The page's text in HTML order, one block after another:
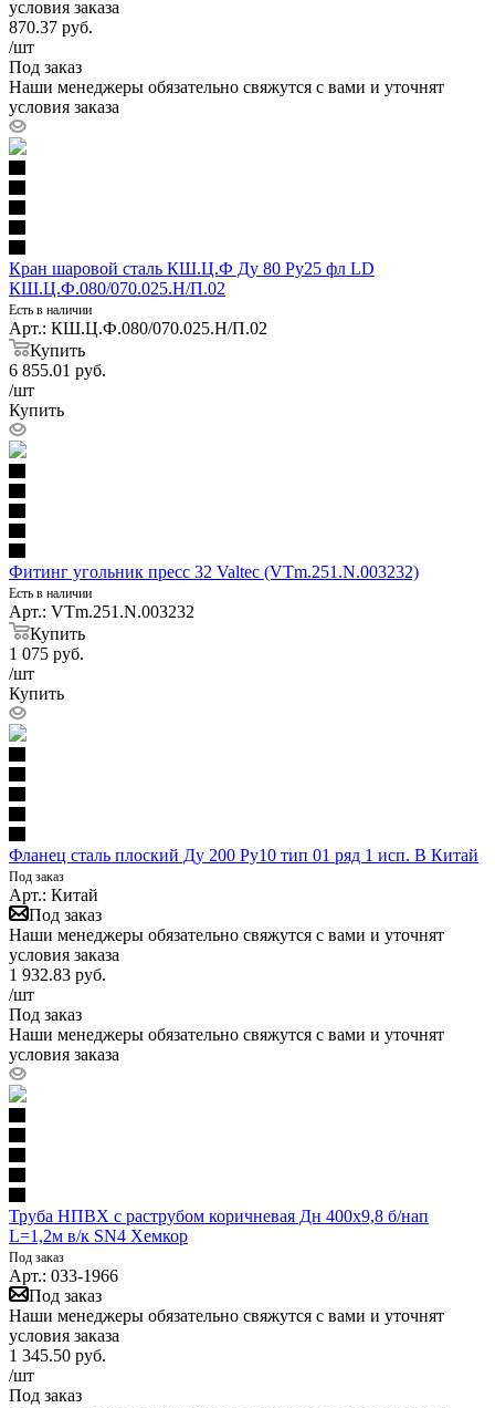
условия заказа
870.37 руб.
/шт
Под заказ
Наши менеджеры обязательно свяжутся с вами и уточнят
условия заказа
Кран шаровой сталь КШ.Ц.Ф Ду 80 Ру25 фл LD
КШ.Ц.Ф.080/070.025.Н/П.02
Есть в наличии
Арт.: КШ.Ц.Ф.080/070.025.Н/П.02
Купить
6 855.01 руб.
/шт
Купить
Фитинг угольник пресс 32 Valtec (VTm.251.N.003232)
Есть в наличии
Арт.: VTm.251.N.003232
Купить
1 075 руб.
/шт
Купить
Фланец сталь плоский Ду 200 Ру10 тип 01 ряд 1 исп. B Китай
Под заказ
Арт.: Китай
Под заказ
Наши менеджеры обязательно свяжутся с вами и уточнят
условия заказа
1 932.83 руб.
/шт
Под заказ
Наши менеджеры обязательно свяжутся с вами и уточнят
условия заказа
Труба НПВХ с раструбом коричневая Дн 400х9,8 б/нап
L=1,2м в/к SN4 Хемкор
Под заказ
Арт.: 033-1966
Под заказ
Наши менеджеры обязательно свяжутся с вами и уточнят
условия заказа
1 345.50 руб.
/шт
Под заказ